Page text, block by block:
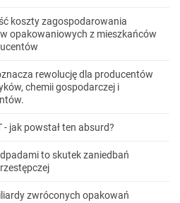
koszty zagospodarowania
opakowaniowych z mieszkańców
rewolucję dla producentów
chemii gospodarczej i
- jak powstał ten absurd?
to skutek zaniedbań
zwróconych opakowań